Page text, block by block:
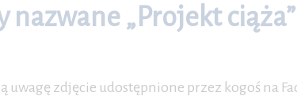
nazwane „Projekt ciąża”
uwagę zdjęcie udostępnione przez kogoś na